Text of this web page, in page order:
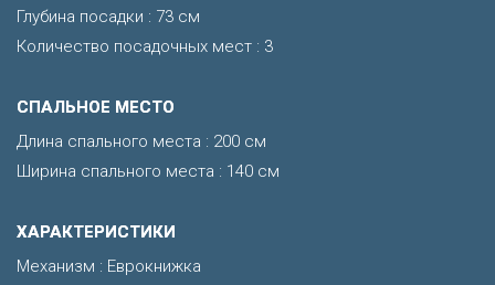
Глубина посадки : 73 см
Количество посадочных мест : 3
CПАЛЬНОЕ МЕСТО
Длина спального места : 200 см
Ширина спального места : 140 см
ХАРАКТЕРИСТИКИ
Механизм : Еврокнижка